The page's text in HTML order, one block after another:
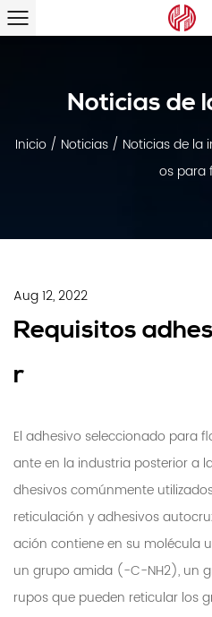
Noticias de
Inicio / Noticias / Noticias de la
os para
Aug 12, 2022
Requisitos
r
El adhesivo seleccionado para
ante en la industria posterior a
dhesivos comúnmente
reticulación y adhesivos
ación contiene en su molécula
un grupo amida (-C-NH2), un
rupos que pueden reticular los